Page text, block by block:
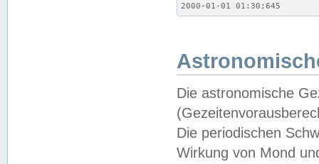
2000-01-01 01:30;645
Die astronomische
Die periodischen
Wirkung von Mond